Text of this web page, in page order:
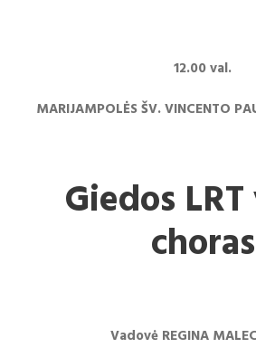
12.00 val.
MARIJAMPOLĖS ŠV. VINCENTO
Giedos
choras
Vadovė REGINA